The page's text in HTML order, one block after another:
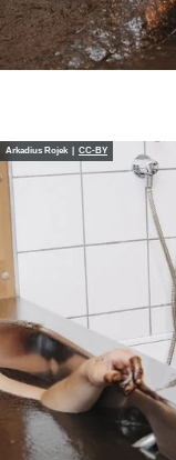
Arkadius Rojek | CC-BY